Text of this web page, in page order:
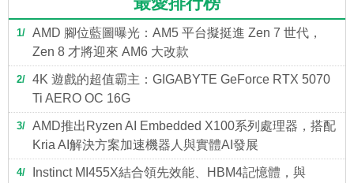
1
AMD 腳位藍圖曝光：AM5 平台擬挺進 Zen 7 世代，
Zen 8 才將迎來 AM6 大改款
2
4K 遊戲的超值霸主：GIGABYTE GeForce RTX 5070
Ti AERO OC 16G
3
AMD推出Ryzen AI Embedded X100系列處理器，搭配
Kria AI解決方案加速機器人與實體AI發展
4
Instinct MI455X結合領先效能、HBM4記憶體，與